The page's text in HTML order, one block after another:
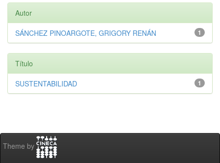
Autor
1
SÁNCHEZ PINOARGOTE, GRIGORY RENÁN
Título
1
SUSTENTABILIDAD
Theme by